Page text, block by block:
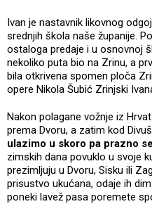
Ivan je nastavnik likovnog
srednjih škola naše županije.
ostaloga predaje i u osnovnoj
nekoliko puta bio na Zrinu, a
bila otkrivena spomen ploča
opere Nikola Šubić Zrinjski
Nakon polagane vožnje iz
prema Dvoru, a zatim kod
ulazimo u skoro pa prazno
zimskih dana povuklo u svoje
prezimljuju u Dvoru, Sisku ili
prisustvo ukućana, odaje ih
poneki lavež pasa poremete